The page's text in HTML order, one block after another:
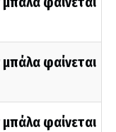
φαίνεται
φαίνεται